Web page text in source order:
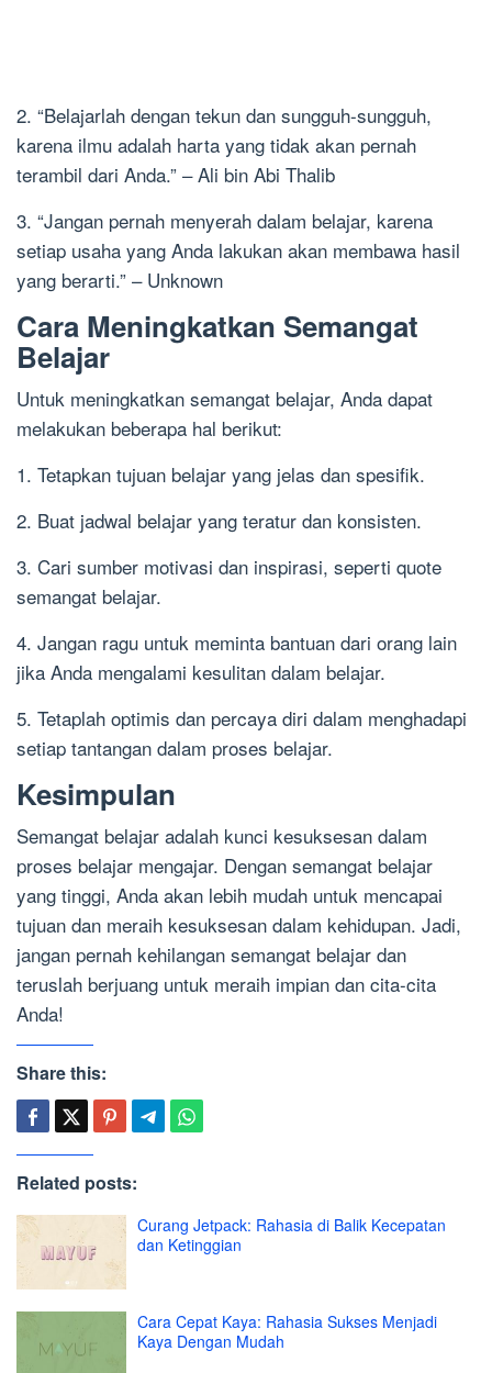
2. “Belajarlah dengan tekun dan sungguh-sungguh,
karena ilmu adalah harta yang tidak akan pernah
terambil dari Anda.” – Ali bin Abi Thalib
3. “Jangan pernah menyerah dalam belajar, karena
setiap usaha yang Anda lakukan akan membawa hasil
yang berarti.” – Unknown
Cara Meningkatkan Semangat
Belajar
Untuk meningkatkan semangat belajar, Anda dapat
melakukan beberapa hal berikut:
1. Tetapkan tujuan belajar yang jelas dan spesifik.
2. Buat jadwal belajar yang teratur dan konsisten.
3. Cari sumber motivasi dan inspirasi, seperti quote
semangat belajar.
4. Jangan ragu untuk meminta bantuan dari orang lain
jika Anda mengalami kesulitan dalam belajar.
5. Tetaplah optimis dan percaya diri dalam menghadapi
setiap tantangan dalam proses belajar.
Kesimpulan
Semangat belajar adalah kunci kesuksesan dalam
proses belajar mengajar. Dengan semangat belajar
yang tinggi, Anda akan lebih mudah untuk mencapai
tujuan dan meraih kesuksesan dalam kehidupan. Jadi,
jangan pernah kehilangan semangat belajar dan
teruslah berjuang untuk meraih impian dan cita-cita
Anda!
Share this:
Related posts:
Curang Jetpack: Rahasia di Balik Kecepatan
dan Ketinggian
Cara Cepat Kaya: Rahasia Sukses Menjadi
Kaya Dengan Mudah